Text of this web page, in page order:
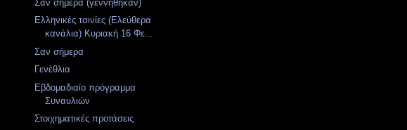
Σαν σήμερα (γεννήθηκαν)
Ελληνικές ταινίες (Ελεύθερα
κανάλια) Κυριακή 16 Φε...
Σαν σήμερα
Γενέθλια
Εβδομαδιαίο πρόγραμμα
Συναυλιών
Στοιχηματικές προτάσεις